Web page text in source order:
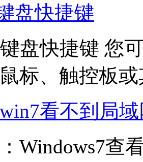
盘快捷键
盘快捷键 您
标、触控板
看不到局
Windows7查